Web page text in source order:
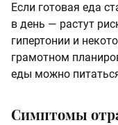
Если готовая еда
в день — растут
гипертонии и
грамотном
еды можно
Симптомы